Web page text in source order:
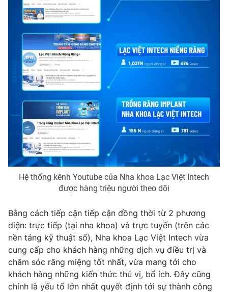
Hệ thống kênh Youtube của Nha khoa Lạc Việt Intech
được hàng triệu người theo dõi
Bằng cách tiếp cận tiếp cận đồng thời từ 2 phương
diện: trực tiếp (tại nha khoa) và trực tuyến (trên các
nền tảng kỹ thuật số), Nha khoa Lạc Việt Intech vừa
cung cấp cho khách hàng những dịch vụ điều trị và
chăm sóc răng miệng tốt nhất, vừa mang tới cho
khách hàng những kiến thức thú vị, bổ ích. Đây cũng
chính là yếu tố lớn nhất quyết định tới sự thành công